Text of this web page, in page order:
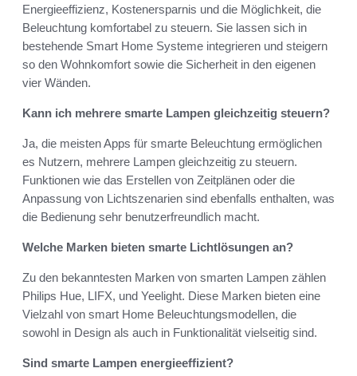
Energieeffizienz, Kostenersparnis und die Möglichkeit, die
Beleuchtung komfortabel zu steuern. Sie lassen sich in
bestehende Smart Home Systeme integrieren und steigern
so den Wohnkomfort sowie die Sicherheit in den eigenen
vier Wänden.
Kann ich mehrere smarte Lampen gleichzeitig steuern?
Ja, die meisten Apps für smarte Beleuchtung ermöglichen
es Nutzern, mehrere Lampen gleichzeitig zu steuern.
Funktionen wie das Erstellen von Zeitplänen oder die
Anpassung von Lichtszenarien sind ebenfalls enthalten, was
die Bedienung sehr benutzerfreundlich macht.
Welche Marken bieten smarte Lichtlösungen an?
Zu den bekanntesten Marken von smarten Lampen zählen
Philips Hue, LIFX, und Yeelight. Diese Marken bieten eine
Vielzahl von smart Home Beleuchtungsmodellen, die
sowohl in Design als auch in Funktionalität vielseitig sind.
Sind smarte Lampen energieeffizient?